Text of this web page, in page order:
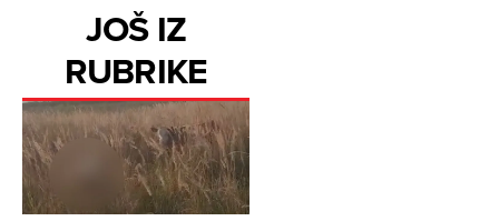
JOŠ IZ
RUBRIKE